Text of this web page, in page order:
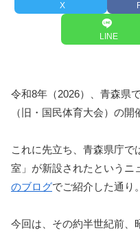
X
LINE
令和8年（2026）、青森県
（旧・国民体育大会）の開
これに先立ち、青森県庁で
室」が新設されたというニ
のブログでご紹介した通り。
今回は、その約半世紀前、